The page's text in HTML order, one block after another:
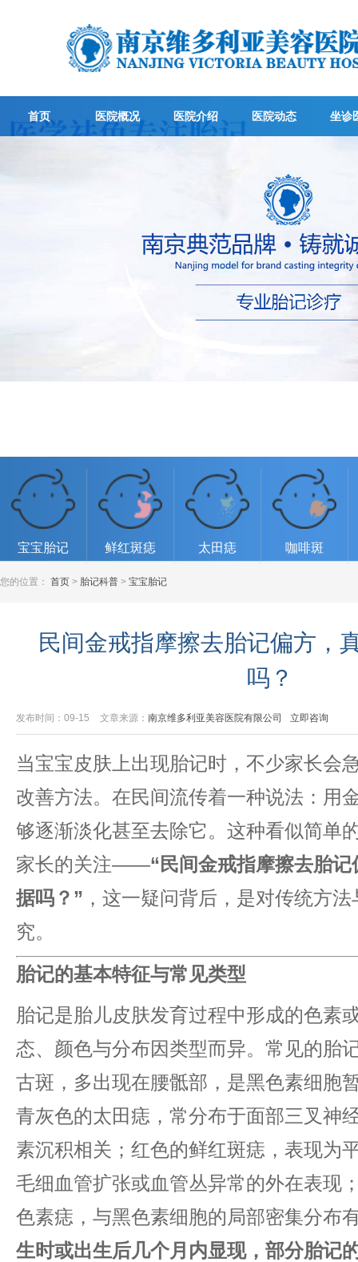
首页 医院概况 医院介绍 医院动态 坐诊
宝宝胎记 鲜红斑痣 太田痣 咖啡斑
您的位置： 首页 > 胎记科普 > 宝宝胎记
民间金戒指摩擦去胎记偏方，
吗？
发布时间：09-15 文章来源： 南京维多利亚美容医院有限公司 立即咨询
当宝宝皮肤上出现胎记时，不少家长会
改善方法。在民间流传着一种说法：用
够逐渐淡化甚至去除它。这种看似简单
家长的关注——​​“民间金戒指摩擦去胎
据吗？”​ ，这一疑问背后，是对传统方
究。
​胎记的基本特征与常见类型​
胎记是胎儿皮肤发育过程中形成的色素
态、颜色与分布因类型而异。常见的胎
古斑，多出现在腰骶部，是黑色素细胞
青灰色的太田痣，常分布于面部三叉神
素沉积相关；红色的鲜红斑痣，表现为
毛细血管扩张或血管丛异常的外在表现
色素痣，与黑色素细胞的局部密集分布
生时或出生后几个月内显现，部分胎记